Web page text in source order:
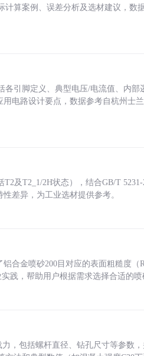
计算案例、误差分析及选材建议，数
各引脚定义、典型电压/电流值、内
电路设计要点，数据参考自杭州士
及T2_1/2H状态），结合GB/T
差异，为工业选材提供参考。
合金喷砂200目对应的表面粗糙度（
践，帮助用户根据需求选择合适的喷
，包括螺杆直径、钻孔尺寸等参数